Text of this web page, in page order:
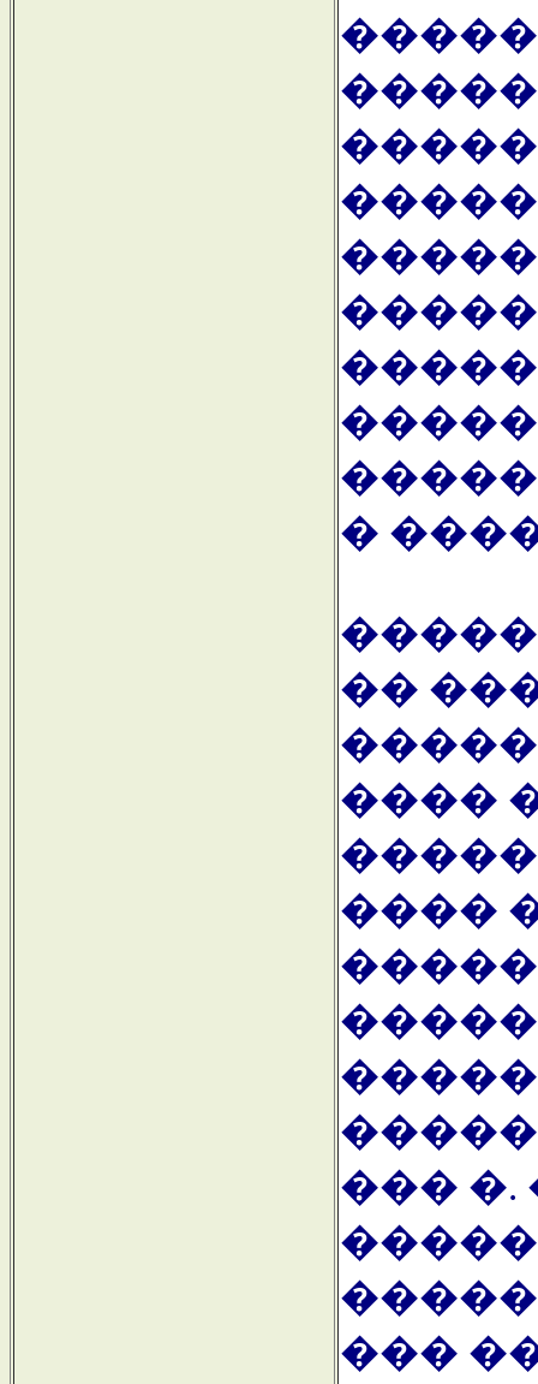
�
��
����
����
��� �.
���